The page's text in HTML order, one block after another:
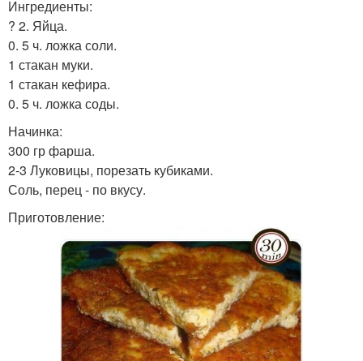
Ингредиенты:
? 2. Яйца.
0. 5 ч. ложка соли.
1 стакан муки.
1 стакан кефира.
0. 5 ч. ложка соды.
Начинка:
300 гр фарша.
2-3 Луковицы, порезать кубиками.
Соль, перец - по вкусу.
Приготовление: